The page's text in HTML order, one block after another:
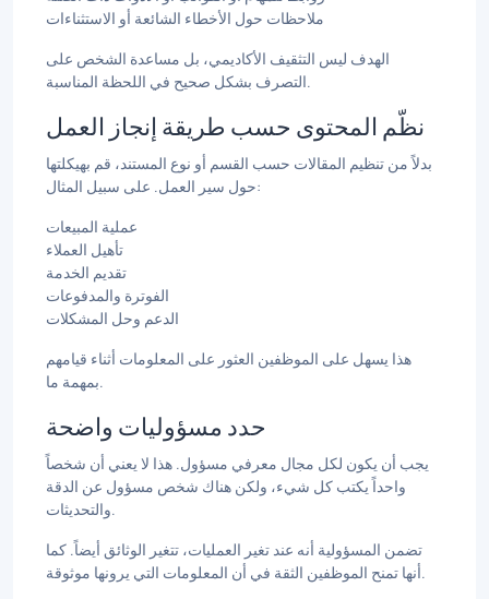
ملاحظات حول الأخطاء الشائعة أو الاستثناءات
الهدف ليس التثقيف الأكاديمي، بل مساعدة الشخص على
التصرف بشكل صحيح في اللحظة المناسبة.
نظّم المحتوى حسب طريقة إنجاز العمل
بدلاً من تنظيم المقالات حسب القسم أو نوع المستند، قم بهيكلتها
حول سير العمل. على سبيل المثال:
عملية المبيعات
تأهيل العملاء
تقديم الخدمة
الفوترة والمدفوعات
الدعم وحل المشكلات
هذا يسهل على الموظفين العثور على المعلومات أثناء قيامهم
بمهمة ما.
حدد مسؤوليات واضحة
يجب أن يكون لكل مجال معرفي مسؤول. هذا لا يعني أن شخصاً
واحداً يكتب كل شيء، ولكن هناك شخص مسؤول عن الدقة
والتحديثات.
تضمن المسؤولية أنه عند تغير العمليات، تتغير الوثائق أيضاً. كما
أنها تمنح الموظفين الثقة في أن المعلومات التي يرونها موثوقة.